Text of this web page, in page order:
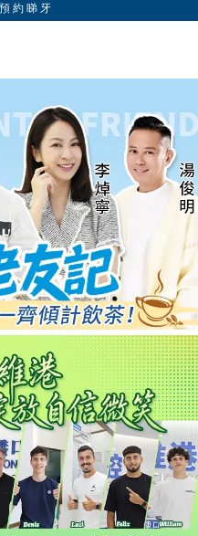
約 睇 牙